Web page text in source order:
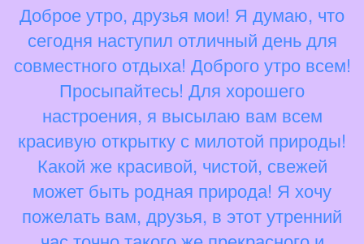
Доброе утро, друзья мои! Я думаю, что
сегодня наступил отличный день для
совместного отдыха! Доброго утро всем!
Просыпайтесь! Для хорошего
настроения, я высылаю вам всем
красивую открытку с милотой природы!
Какой же красивой, чистой, свежей
может быть родная природа! Я хочу
пожелать вам, друзья, в этот утренний